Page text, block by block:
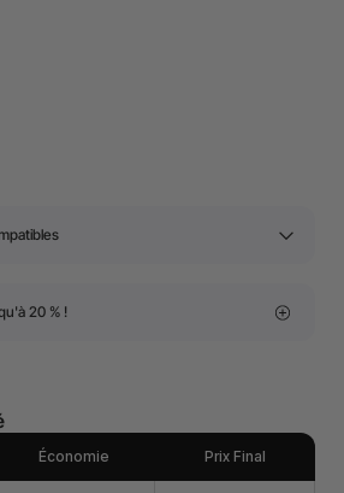
20 % !
Économie Prix Final